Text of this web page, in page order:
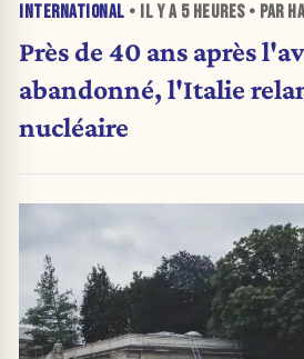
INTERNATIONAL • IL Y A 5 HEURES• PAR
Près de 40 ans après
abandonné, l'Italie
nucléaire